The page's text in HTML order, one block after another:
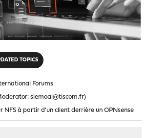
TOPICS
Forums
slemoal@tiscom.fr)
NFS à partir d'un client derrière un OPNsense